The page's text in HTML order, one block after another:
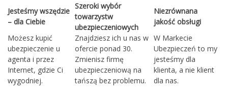
Jesteśmy wszędzie
– dla Ciebie
Szeroki wybór
towarzystw
ubezpieczeniowych
Niezrównana
jakość obsługi
Możesz kupić
ubezpieczenie u
agenta i przez
Internet, gdzie Ci
wygodniej.
Znajdziesz ich u nas w
ofercie ponad 30.
Zmienisz firmę
ubezpieczeniową na
tańszą bez problemu.
W Markecie
Ubezpieczeń to my
jesteśmy dla
klienta, a nie klient
dla nas.